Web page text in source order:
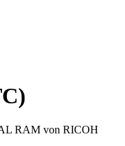
RAM von RICOH